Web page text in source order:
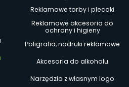
Reklamowe torby i plecaki
Reklamowe akcesoria do
ochrony i higieny
Poligrafia, nadruki reklamowe
Akcesoria do alkoholu
Narzędzia z własnym logo